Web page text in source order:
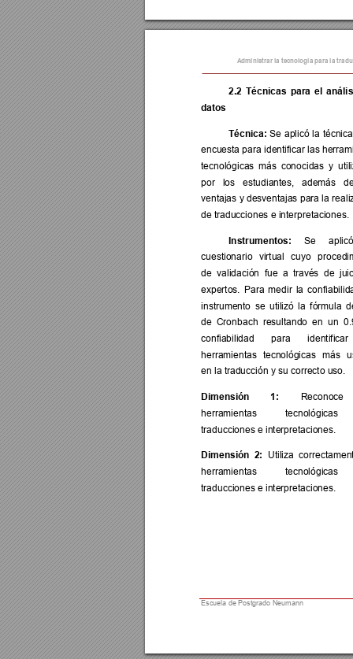
Administrar la tecnología para la
Escuela de Postgrado Neumann
2.2 Técnicas para el
datos
Técnica: Se aplicó la
encuesta para identificar las
tecnológicas más conocidas y
por
los estudiantes, además
ventajas y desventajas para la
de traducciones e interpretaciones.
Instrumentos: Se ap
cuestionario virtual cuyo
de  validación  fue  a  través  de
expertos. Para medir la
instrumento se utilizó la fórmula
de Cronbach resultando en un
confiabilidad
para
identificar
herramientas tecnológicas más
en la traducción y su correcto uso.
Dimensión 1:
Reconoce
herramientas
tecnológicas
traducciones e interpretaciones.
Dimensión 2:
Utiliza
herramientas
tecnológicas
traducciones e interpretaciones.